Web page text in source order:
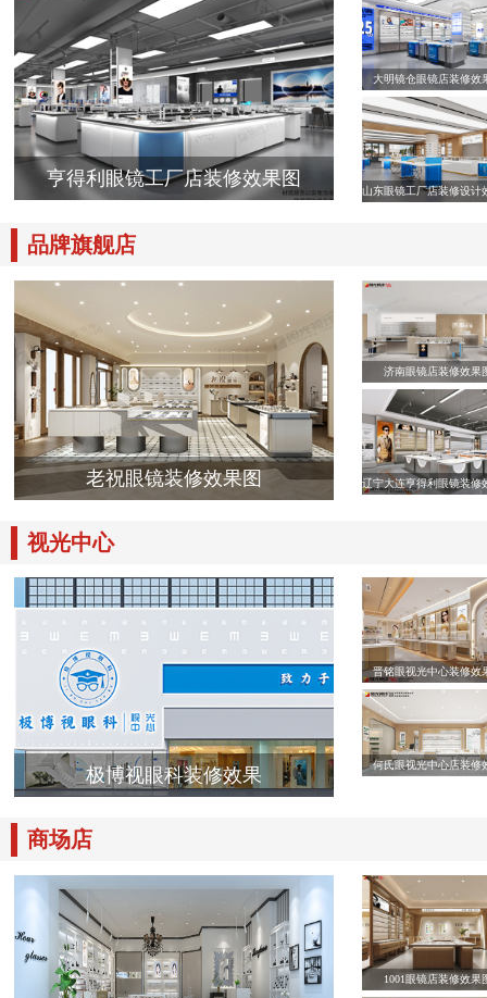
亨得利眼镜工厂店装修效果图
大明镜仓眼镜店装修效
山东眼镜工厂店装修设计
品牌旗舰店
老祝眼镜装修效果图
济南眼镜店装修效果
辽宁大连亨得利眼镜装修
视光中心
极博视眼科装修效果
晋铭眼视光中心装修效
何氏眼视光中心店装修
商场店
1001眼镜店装修效果